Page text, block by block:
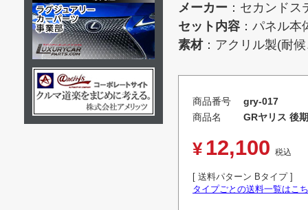
メーカー ：セカンドス
セット内容 ：パネル
素材：アクリル製(耐
商品番号
gry-017
商品名
GRヤリス 後
¥ 12,100 税込
送料パターン Bタイプ
タイプごとの送料一覧はこ